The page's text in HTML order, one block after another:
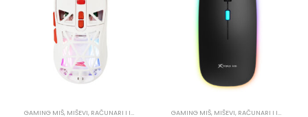
GAMING MIŠ, MIŠEVI, RAČUNARI I IT OPREMA GAMING MIŠ, MIŠEVI, RAČUNARI I IT OPREMA